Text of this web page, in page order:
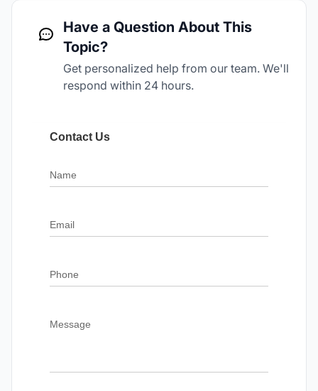
Have a Question About This
Topic?
Get personalized help from our team. We'll
respond within 24 hours.